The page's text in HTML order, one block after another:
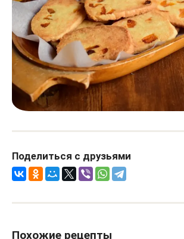
Поделиться с друзьями
Похожие рецепты